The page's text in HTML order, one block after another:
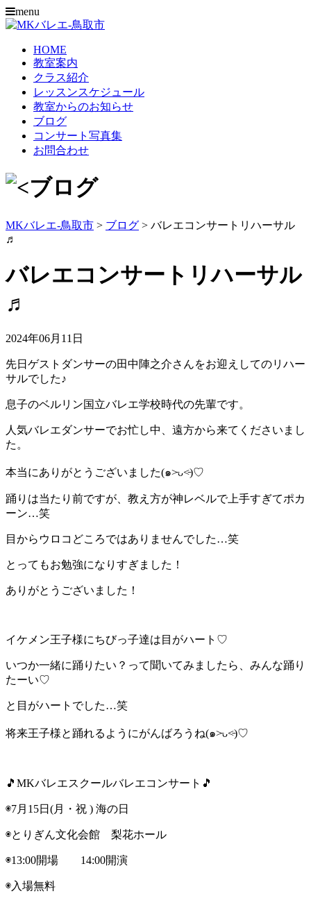
menu
HOME
教室案内
クラス紹介
レッスンスケジュール
教室からのお知らせ
ブログ
コンサート写真集
お問合わせ
MKバレエ-鳥取市 > ブログ > バレエコンサートリハーサル
♬
バレエコンサートリハーサル
♬
2024年06月11日
先日ゲストダンサーの田中陣之介さんをお迎えしてのリハー
サルでした♪
息子のベルリン国立バレエ学校時代の先輩です。
人気バレエダンサーでお忙し中、遠方から来てくださいまし
た。
本当にありがとうございました(๑˃̵ᴗ˂̵)♡
踊りは当たり前ですが、教え方が神レベルで上手すぎてポカ
ーン…笑
目からウロコどころではありませんでした…笑
とってもお勉強になりすぎました！
ありがとうございました！
イケメン王子様にちびっ子達は目がハート♡
いつか一緒に踊りたい？って聞いてみましたら、みんな踊り
たーい♡
と目がハートでした…笑
将来王子様と踊れるようにがんばろうね(๑˃̵ᴗ˂̵)♡
🎵MKバレエスクールバレエコンサート🎵
◉7月15日(月・祝 ) 海の日
◉とりぎん文化会館 梨花ホール
◉13:00開場 14:00開演
◉入場無料